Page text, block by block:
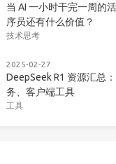
当 AI 一小时干完一周的
序员还有什么价值？
技术思考
2025-02-27
DeepSeek R1 资源汇总
务、客户端工具
工具